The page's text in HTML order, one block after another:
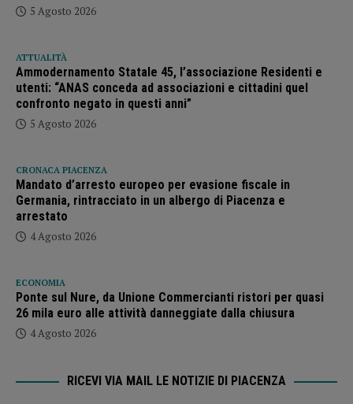
5 Agosto 2026
ATTUALITÀ
Ammodernamento Statale 45, l’associazione Residenti e
utenti: “ANAS conceda ad associazioni e cittadini quel
confronto negato in questi anni”
5 Agosto 2026
CRONACA PIACENZA
Mandato d’arresto europeo per evasione fiscale in
Germania, rintracciato in un albergo di Piacenza e
arrestato
4 Agosto 2026
ECONOMIA
Ponte sul Nure, da Unione Commercianti ristori per quasi
26 mila euro alle attività danneggiate dalla chiusura
4 Agosto 2026
RICEVI VIA MAIL LE NOTIZIE DI PIACENZA